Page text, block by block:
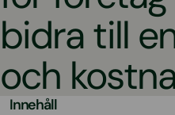
bidra till
och
Innehåll